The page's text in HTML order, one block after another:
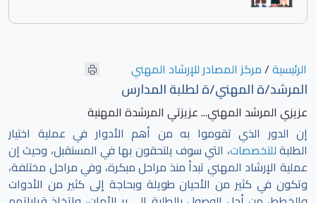
الرئيسية/مركز المصادر للإرشاد المهني
المرشد/ة المهني/ة لطلبة المدارس
عزيزي المرشد المهني... عزيزتي المرشدة المهنية
إن الدور الذي تقوموا به من أهم الأدوار في عملية اختيار
الطلبةللتخصصات، التي سوف يلتحقون بها في المستقبل، وحيث إن
عملية الإرشاد المهني تبدأ منذ مراحل مبكرة، وفي مراحل مختلفة،
وتكون في كثير من الأحيان طويلة وبحاجة إلى كثير من الأدوات